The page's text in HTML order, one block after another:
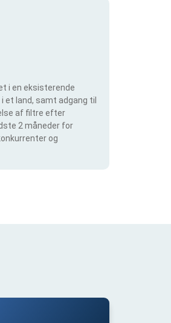
i en eksisterende
land, samt adgang til
af filtre efter
2 måneder for
og